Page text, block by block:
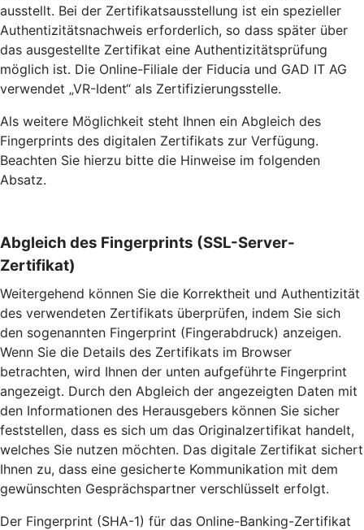
ausstellt. Bei der Zertifikatsausstellung ist ein spezieller
Authentizitätsnachweis erforderlich, so dass später über
das ausgestellte Zertifikat eine Authentizitätsprüfung
möglich ist. Die Online-Filiale der Fiducia und GAD IT AG
verwendet „VR-Ident“ als Zertifizierungsstelle.
Als weitere Möglichkeit steht Ihnen ein Abgleich des
Fingerprints des digitalen Zertifikats zur Verfügung.
Beachten Sie hierzu bitte die Hinweise im folgenden
Absatz.
Abgleich des Fingerprints (SSL-Server-
Zertifikat)
Weitergehend können Sie die Korrektheit und Authentizität
des verwendeten Zertifikats überprüfen, indem Sie sich
den sogenannten Fingerprint (Fingerabdruck) anzeigen.
Wenn Sie die Details des Zertifikats im Browser
betrachten, wird Ihnen der unten aufgeführte Fingerprint
angezeigt. Durch den Abgleich der angezeigten Daten mit
den Informationen des Herausgebers können Sie sicher
feststellen, dass es sich um das Originalzertifikat handelt,
welches Sie nutzen möchten. Das digitale Zertifikat sichert
Ihnen zu, dass eine gesicherte Kommunikation mit dem
gewünschten Gesprächspartner verschlüsselt erfolgt.
Der Fingerprint (SHA-1) für das Online-Banking-Zertifikat